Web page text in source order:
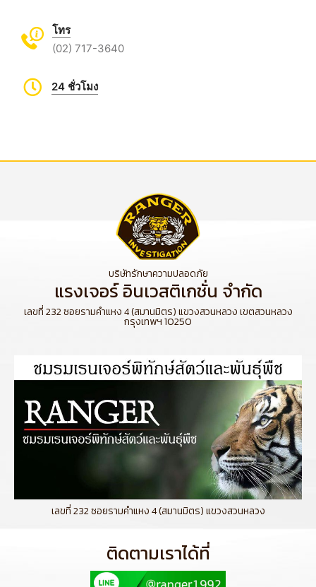
โทร
(02) 717-3640
24 ชั่วโมง
บริษัทรักษาความปลอดภัย
แรงเจอร์ อินเวสติเกชั่น จำกัด
เลขที่ 232 ซอยรามคำแหง 4 (สมานมิตร) แขวงสวนหลวง เขตสวนหลวง
กรุงเทพฯ 10250
เลขที่ 232 ซอยรามคำแหง 4 (สมานมิตร) แขวงสวนหลวง
ติดตามเราได้ที่